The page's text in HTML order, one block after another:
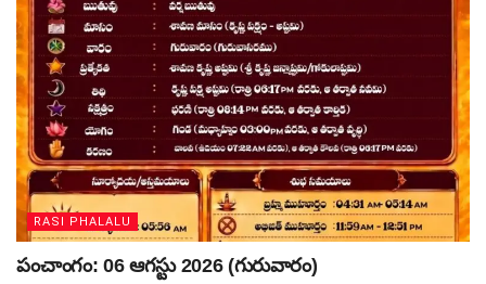
RASI PHALALU
పంచాంగం: 06 ఆగస్టు 2026 (గురువారం)